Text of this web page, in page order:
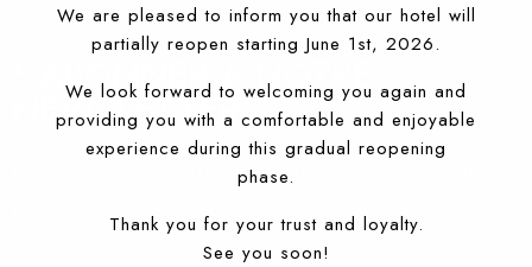
S'ABONNER À NOTRE
NEWSLETTER
Recevez les dernières nouvelles de Sahara
We are pleased to inform you that our hotel will
partially reopen starting June 1st, 2026.
We look forward to welcoming you again and
providing you with a comfortable and enjoyable
experience during this gradual reopening
phase.
Thank you for your trust and loyalty.
See you soon!